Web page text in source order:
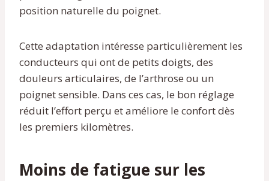
position naturelle du poignet.
Cette adaptation intéresse particulièrement les
conducteurs qui ont de petits doigts, des
douleurs articulaires, de l’arthrose ou un
poignet sensible. Dans ces cas, le bon réglage
réduit l’effort perçu et améliore le confort dès
les premiers kilomètres.
Moins de fatigue sur les